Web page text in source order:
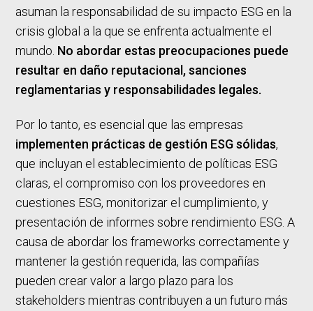
asuman la responsabilidad de su impacto ESG en la
crisis global a la que se enfrenta actualmente el
mundo. No abordar estas preocupaciones puede
resultar en daño reputacional, sanciones
reglamentarias y responsabilidades legales.
Por lo tanto, es esencial que las empresas
implementen prácticas de gestión ESG sólidas,
que incluyan el establecimiento de políticas ESG
claras, el compromiso con los proveedores en
cuestiones ESG, monitorizar el cumplimiento, y
presentación de informes sobre rendimiento ESG. A
causa de abordar los frameworks correctamente y
mantener la gestión requerida, las compañías
pueden crear valor a largo plazo para los
stakeholders mientras contribuyen a un futuro más